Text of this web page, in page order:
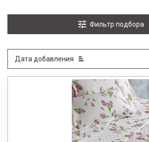
Фильтр подбора
Дата добавления